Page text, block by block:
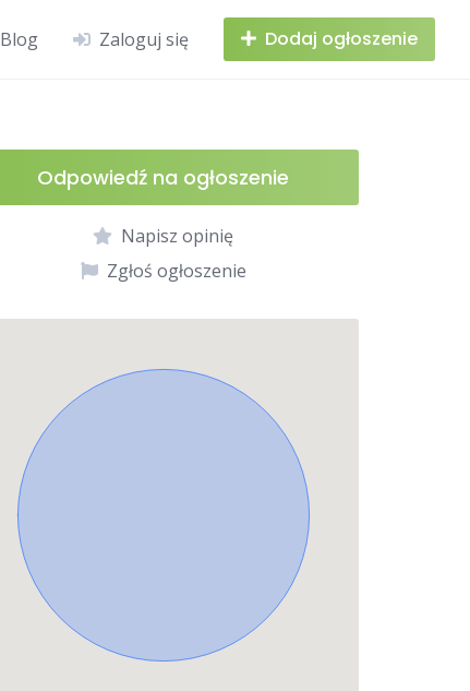
Blog Zaloguj się Dodaj ogłoszenie
Odpowiedź na ogłoszenie
Napisz opinię
Zgłoś ogłoszenie